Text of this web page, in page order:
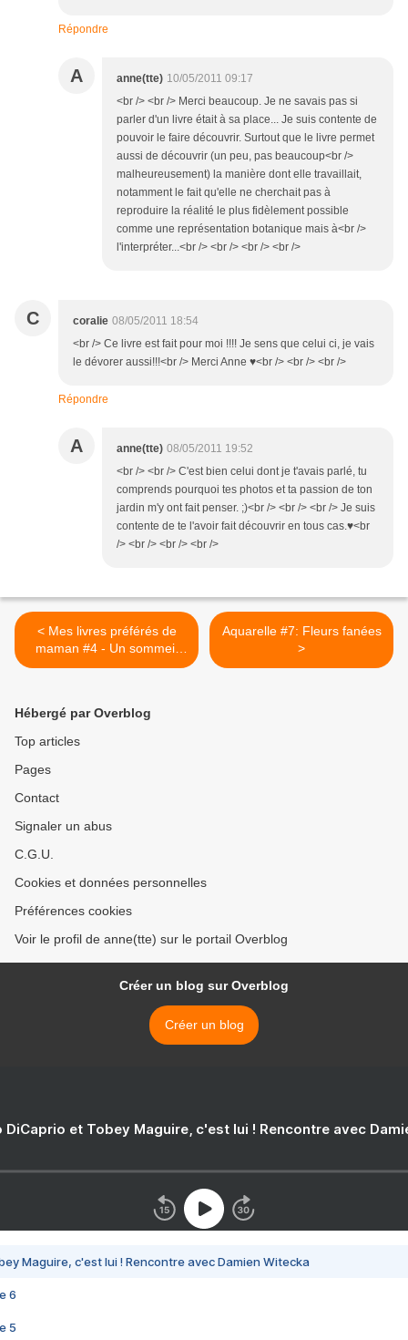
Répondre
A anne(tte) 10/05/2011 09:17
<br /> <br /> Merci beaucoup. Je ne savais pas si
parler d'un livre était à sa place... Je suis contente de
pouvoir le faire découvrir. Surtout que le livre permet
aussi de découvrir (un peu, pas beaucoup<br />
malheureusement) la manière dont elle travaillait,
notamment le fait qu'elle ne cherchait pas à
reproduire la réalité le plus fidèlement possible
comme une représentation botanique mais à<br />
l'interpréter...<br /> <br /> <br /> <br />
C coralie 08/05/2011 18:54
<br /> Ce livre est fait pour moi !!!! Je sens que celui ci, je vais
le dévorer aussi!!!<br /> Merci Anne ♥<br /> <br /> <br />
Répondre
A anne(tte) 08/05/2011 19:52
<br /> <br /> C'est bien celui dont je t'avais parlé, tu
comprends pourquoi tes photos et ta passion de ton
jardin m'y ont fait penser. ;)<br /> <br /> <br /> Je suis
contente de te l'avoir fait découvrir en tous cas.♥<br
/> <br /> <br /> <br />
< Mes livres préférés de
maman #4 - Un sommeil
paisible et sans pleurs
Aquarelle #7: Fleurs fanées
>
Hébergé par Overblog
Top articles
Pages
Contact
Signaler un abus
C.G.U.
Cookies et données personnelles
Préférences cookies
Voir le profil de anne(tte) sur le portail Overblog
Créer un blog sur Overblog
Créer un blog
DiCaprio et Tobey Maguire, c'est lui ! Rencontre avec
Maguire, c'est lui ! Rencontre avec Damien Witecka
6
5